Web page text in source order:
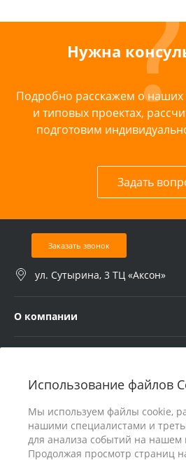
Использование файлов
Мы используем файлы cookie,
нашими специалистами и
для анализа событий на нашем
Продолжая просмотр страниц
Нужна
Подробно расскажем о наших
и типовых проектах,
подготовим
Задать
Заказать звонок
ул. Сутырина, 3 ТЦ «Аксон»
О компании